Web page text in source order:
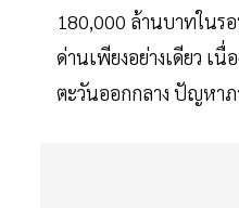
180,000 ล้านบาทในร
ด่านเพียงอย่างเดียว เ
ตะวันออกกลาง ปัญหาภ